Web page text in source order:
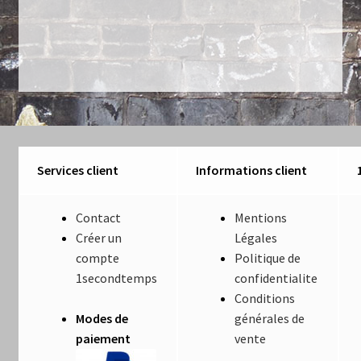
Mentions Légales
Mon compte
Nautilus – Tome 2 – Les Artefacts Retrouvés
l’article
Services client Informations client
Contact
Créer un
compte
1secondtemps
Modes de
paiement
Mentions
Légales
Politique de
confidentialite
Conditions
générales de
vente